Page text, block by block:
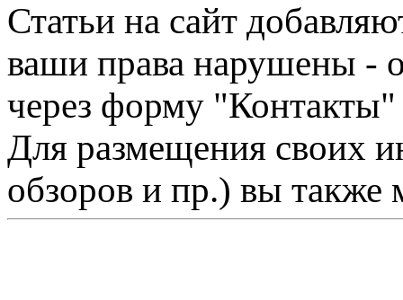
Статьи на сайт
ваши права нарушены -
через форму "Контакты"
Для размещения своих
обзоров и пр.) вы также